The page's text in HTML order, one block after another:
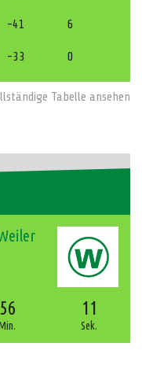
-41 6
-33 0
Tabelle ansehen
56 11
Sek.